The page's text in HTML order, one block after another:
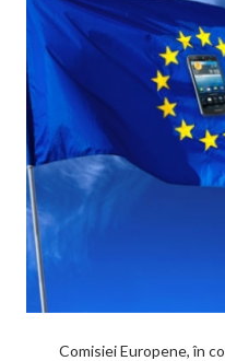
Comisiei Europene, în